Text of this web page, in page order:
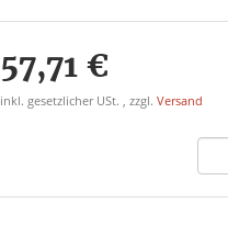
57,71 €
inkl. gesetzlicher USt. , zzgl. Versand